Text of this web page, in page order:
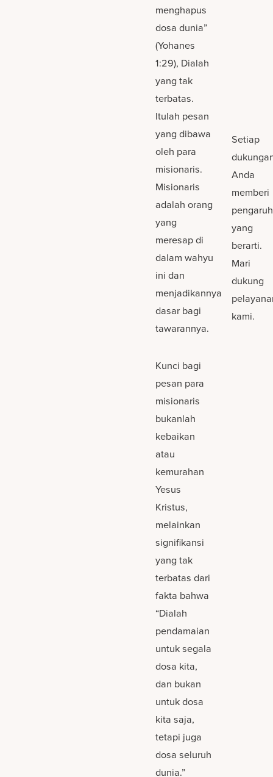
menghapus
dosa dunia”
(Yohanes
1:29), Dialah
yang tak
terbatas.
Itulah pesan
yang dibawa
oleh para
misionaris.
Misionaris
adalah orang
yang
meresap di
dalam wahyu
ini dan
menjadikannya
dasar bagi
tawarannya.
Kunci bagi
pesan para
misionaris
bukanlah
kebaikan
atau
kemurahan
Yesus
Kristus,
melainkan
signifikansi
yang tak
terbatas dari
fakta bahwa
“Dialah
pendamaian
untuk segala
dosa kita,
dan bukan
untuk dosa
kita saja,
tetapi juga
dosa seluruh
dunia.”
Setiap
Anda
memberi
pengaruh
yang
berarti.
Mari
dukung
kami.